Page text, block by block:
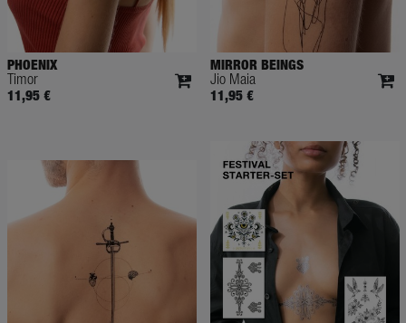
PHOENIX
Timor
11,95 €
MIRROR BEINGS
Jio Maia
11,95 €